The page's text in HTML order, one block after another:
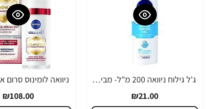
ג'ל גילוח ניוואה 200 מ"ל- מבית NIVEA
₪21.00
₪108.00